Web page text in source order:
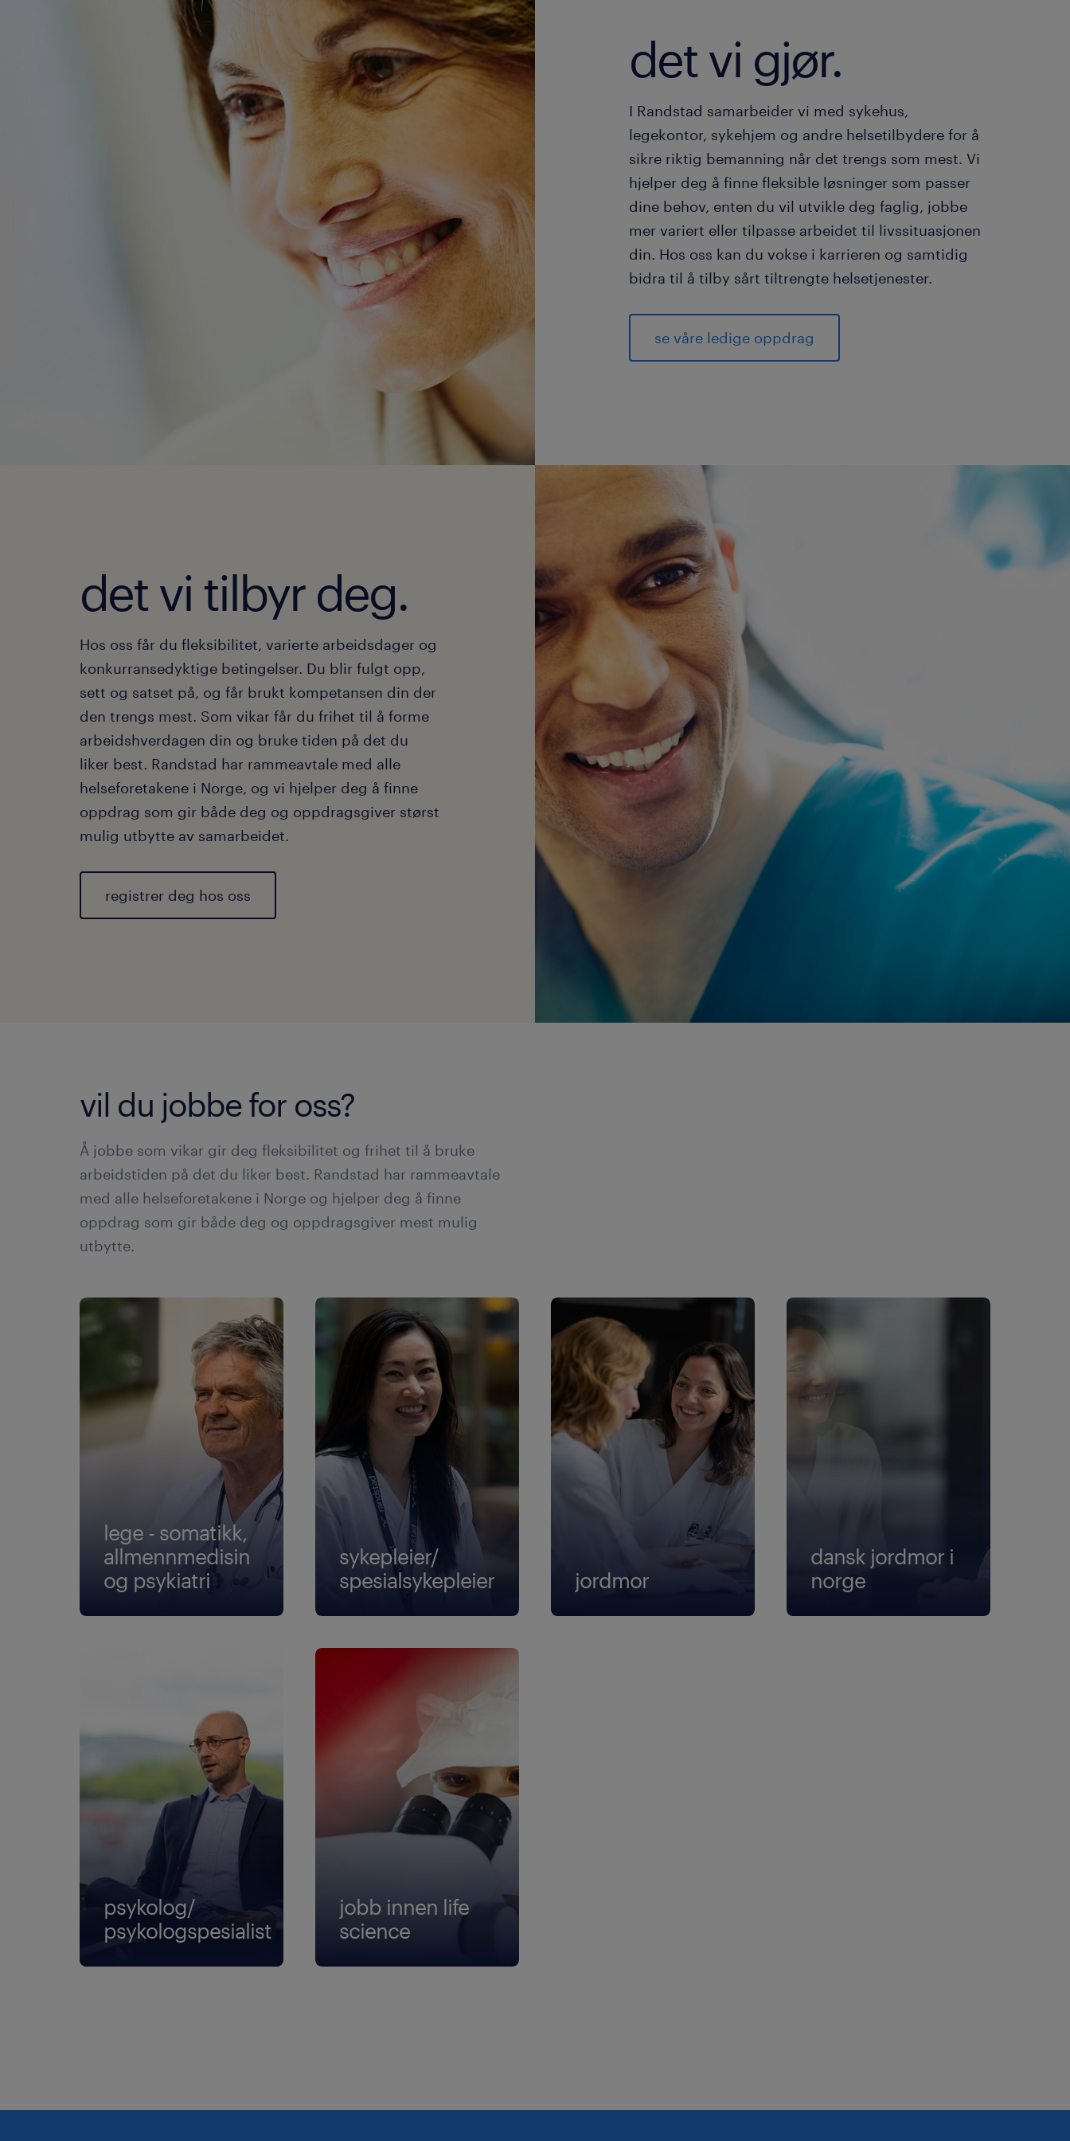
det vi gjør.
I Randstad samarbeider vi med sykehus,
legekontor, sykehjem og andre helsetilbydere for å
sikre riktig bemanning når det trengs som mest. Vi
hjelper deg å finne fleksible løsninger som passer
dine behov, enten du vil utvikle deg faglig, jobbe
mer variert eller tilpasse arbeidet til livssituasjonen
din. Hos oss kan du vokse i karrieren og samtidig
bidra til å tilby sårt tiltrengte helsetjenester.
se våre ledige oppdrag
det vi tilbyr deg.
Hos oss får du fleksibilitet, varierte arbeidsdager og
konkurransedyktige betingelser. Du blir fulgt opp,
sett og satset på, og får brukt kompetansen din der
den trengs mest. Som vikar får du frihet til å forme
arbeidshverdagen din og bruke tiden på det du
liker best. Randstad har rammeavtale med alle
helseforetakene i Norge, og vi hjelper deg å finne
oppdrag som gir både deg og oppdragsgiver størst
mulig utbytte av samarbeidet.
registrer deg hos oss
vil du jobbe for oss?
Å jobbe som vikar gir deg fleksibilitet og frihet til å bruke
arbeidstiden på det du liker best. Randstad har rammeavtale
med alle helseforetakene i Norge og hjelper deg å finne
oppdrag som gir både deg og oppdragsgiver mest mulig
utbytte.
lege - somatikk,
allmennmedisin
og psykiatri
sykepleier/
spesialsykepleier
jordmor
dansk jordmor i
norge
psykolog/
psykologspesialist
jobb innen life
science